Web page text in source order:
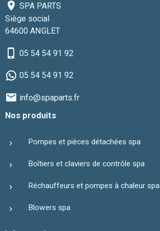
SPA PARTS
Siège social
64600 ANGLET
05 54 54 91 92
05 54 54 91 92
info@spaparts.fr
Nos produits
Pompes et pièces détachées spa
Boîtiers et claviers de contrôle spa
Réchauffeurs et pompes à chaleur spa
Blowers spa